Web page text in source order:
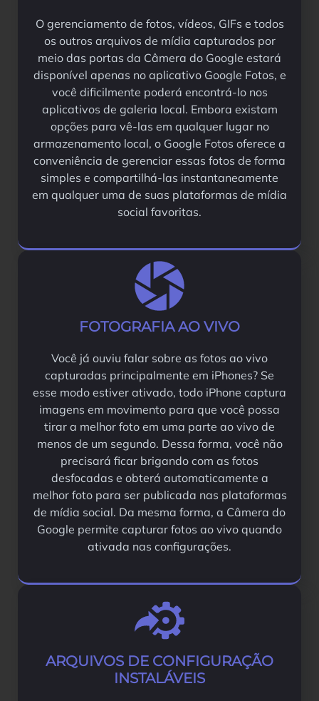
O gerenciamento de fotos, vídeos, GIFs e todos
os outros arquivos de mídia capturados por
meio das portas da Câmera do Google estará
disponível apenas no aplicativo Google Fotos, e
você dificilmente poderá encontrá-lo nos
aplicativos de galeria local. Embora existam
opções para vê-las em qualquer lugar no
armazenamento local, o Google Fotos oferece a
conveniência de gerenciar essas fotos de forma
simples e compartilhá-las instantaneamente
em qualquer uma de suas plataformas de mídia
social favoritas.
FOTOGRAFIA AO VIVO
Você já ouviu falar sobre as fotos ao vivo
capturadas principalmente em iPhones? Se
esse modo estiver ativado, todo iPhone captura
imagens em movimento para que você possa
tirar a melhor foto em uma parte ao vivo de
menos de um segundo. Dessa forma, você não
precisará ficar brigando com as fotos
desfocadas e obterá automaticamente a
melhor foto para ser publicada nas plataformas
de mídia social. Da mesma forma, a Câmera do
Google permite capturar fotos ao vivo quando
ativada nas configurações.
ARQUIVOS DE CONFIGURAÇÃO
INSTALÁVEIS